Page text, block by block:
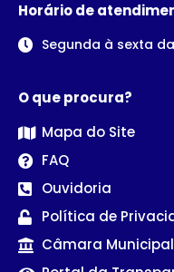
Horário de
Segunda à sexta
O que procura?
Mapa do Site
FAQ
Ouvidoria
Política de
Câmara Municipal